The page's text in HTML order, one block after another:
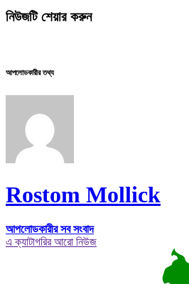
নিউজটি শেয়ার করুন
আপলোডকারীর তথ্য
Rostom Mollick
আপলোডকারীর সব সংবাদ
এ ক্যাটাগরির আরো নিউজ